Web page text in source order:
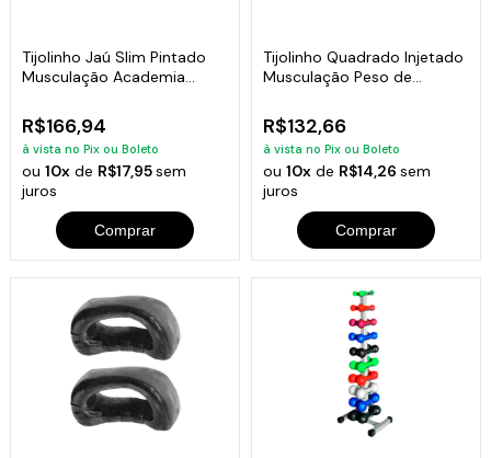
Tijolinho Jaú Slim Pintado
Musculação Academia
R$166,94
à vista no Pix ou Boleto
ou10x de R$17,95sem
juros
Comprar
Tijolinho Quadrado Injetado
Musculação Peso de
R$132,66
à vista no Pix ou Boleto
ou 10xde R$14,26 sem
juros
Comprar